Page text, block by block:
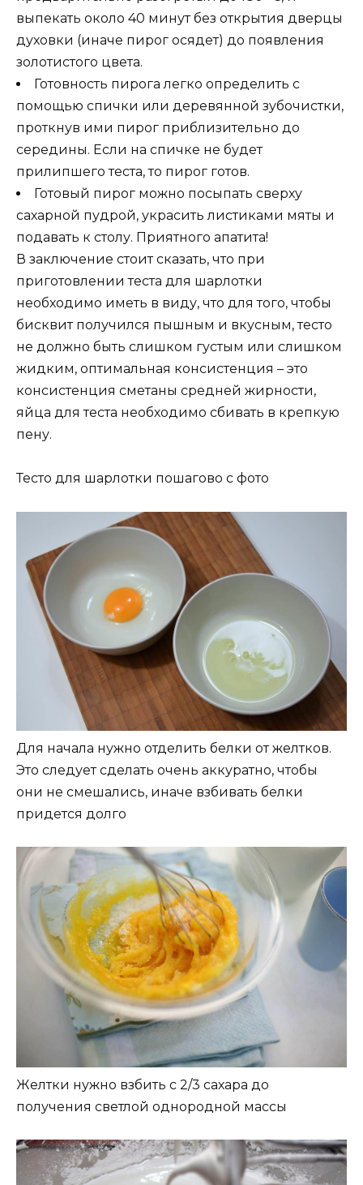
выпекать около 40 минут без открытия дверцы
духовки (иначе пирог осядет) до появления
золотистого цвета.
Готовность пирога легко определить с
помощью спички или деревянной зубочистки,
проткнув ими пирог приблизительно до
середины. Если на спичке не будет
прилипшего теста, то пирог готов.
Готовый пирог можно посыпать сверху
сахарной пудрой, украсить листиками мяты и
подавать к столу. Приятного апатита!
В заключение стоит сказать, что при
приготовлении теста для шарлотки
необходимо иметь в виду, что для того, чтобы
бисквит получился пышным и вкусным, тесто
не должно быть слишком густым или слишком
жидким, оптимальная консистенция – это
консистенция сметаны средней жирности,
яйца для теста необходимо сбивать в крепкую
пену.
Тесто для шарлотки пошагово с фото
Для начала нужно отделить белки от желтков.
Это следует сделать очень аккуратно, чтобы
они не смешались, иначе взбивать белки
придется долго
Желтки нужно взбить с 2/3 сахара до
получения светлой однородной массы